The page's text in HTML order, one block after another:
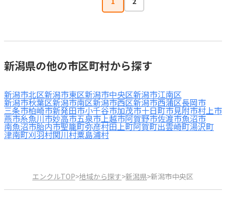
新潟県の他の市区町村から探す
新潟市北区新潟市東区新潟市中央区新潟市江南区
新潟市秋葉区新潟市南区新潟市西区新潟市西蒲区長岡市
三条市柏崎市新発田市小千谷市加茂市十日町市見附市村上市
燕市糸魚川市妙高市五泉市上越市阿賀野市佐渡市魚沼市
南魚沼市胎内市聖籠町弥彦村田上町阿賀町出雲崎町湯沢町
津南町刈羽村関川村粟島浦村
エンクルTOP>地域から探す>新潟県>新潟市中央区